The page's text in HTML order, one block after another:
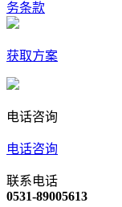
务条款
获取方案
电话咨询
电话咨询
联系电话
0531-89005613